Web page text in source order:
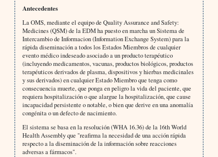
Antecedentes
La OMS, mediante el equipo de Quality Assurance and Safety:
Medicines (QSM) de la EDM ha puesto en marcha un Sistema de
Intercambio de Informacion (Information Exchange System) para la
rápida diseminación a todos los Estados Miembros de cualquier
evento médico indeseado asociado a un producto terapéutico
(incluyendo medicamentos, vacunas, productos biológicos, productos
terapéuticos derivados de plasma, dispositivos y hierbas medicinales
y sus derivados) en cualquier Estado Miembro que tenga como
consecuencia muerte, que ponga en peligro la vida del paciente, que
requiera hospitalización o que alargue la hospitalización, que cause
incapacidad persistente o notable, o bien que derive en una anomalía
congénita o un defecto de nacimiento.
El sistema se basa en la resolución (WHA 16.36) de la 16th World
Health Assembly que "reafirma la necesidad de una acción rápida
respecto a la diseminación de la información sobre reacciones
adversas a fármacos".